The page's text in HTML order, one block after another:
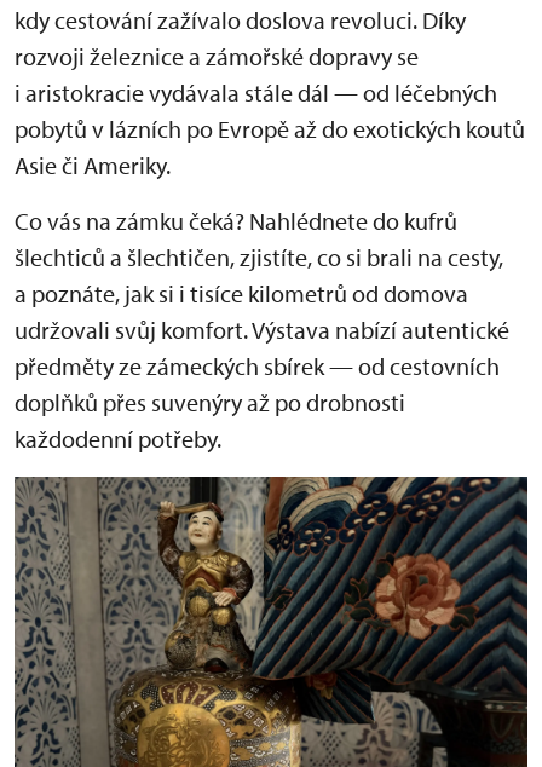
kdy cestování zažívalo doslova revoluci. Díky
rozvoji železnice a zámořské dopravy se
i aristokracie vydávala stále dál — od léčebných
pobytů v lázních po Evropě až do exotických koutů
Asie či Ameriky.
Co vás na zámku čeká? Nahlédnete do kufrů
šlechticů a šlechtičen, zjistíte, co si brali na cesty,
a poznáte, jak si i tisíce kilometrů od domova
udržovali svůj komfort. Výstava nabízí autentické
předměty ze zámeckých sbírek — od cestovních
doplňků přes suvenýry až po drobnosti
každodenní potřeby.